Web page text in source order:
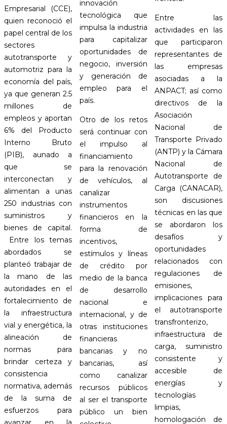
Empresarial (CCE),
quien reconoció el
papel central de los
sectores
autotransporte y
automotriz para la
economía del país,
ya que generan 2.5
millones de
empleos y aportan
6% del Producto
Interno Bruto
(PIB), aunado a
que se
interconectan y
alimentan a unas
250 industrias con
suministros y
bienes de capital.
Entre los temas
abordados se
planteó trabajar de
la mano de las
autoridades en el
fortalecimiento de
la infraestructura
vial y energética, la
alineación de
normas para
brindar certeza y
consistencia
normativa, además
de la suma de
esfuerzos para
innovación
tecnológica que
impulsa la industria
para capitalizar
oportunidades de
negocio, inversión
y generación de
empleo para el
país.
Otro de los retos
será continuar con
el impulso al
financiamiento
para la renovación
de vehículos, al
canalizar
instrumentos
financieros en la
forma de
incentivos,
estímulos y líneas
de crédito por
medio de la banca
de desarrollo
nacional e
internacional, y de
otras instituciones
financieras
bancarias y no
bancarias, así
como canalizar
recursos públicos
al ser el transporte
público un bien
Entre las
actividades en las
que participaron
representantes de
las empresas
asociadas a la
ANPACT; así como
directivos de la
Asociación
Nacional de
Transporte Privado
(ANTP) y la Cámara
Nacional de
Autotransporte de
Carga (CANACAR),
son discusiones
técnicas en las que
se abordaron los
desafíos y
oportunidades
relacionados con
regulaciones de
emisiones,
implicaciones para
el autotransporte
transfronterizo,
infraestructura de
carga, suministro
consistente y
accesible de
energías y
tecnologías
limpias,
homologación de